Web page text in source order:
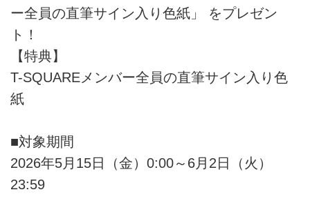
ー全員の直筆サイン入り色紙」 をプレゼン
ト！
【特典】
T-SQUAREメンバー全員の直筆サイン入り色
紙
■対象期間
2026年5月15日（金）0:00～6月2日（火）
23:59